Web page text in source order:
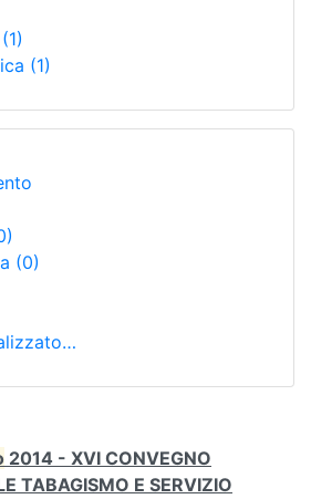
(1)
(1)
(0)
2014 - XVI CONVEGNO
TABAGISMO E SERVIZIO